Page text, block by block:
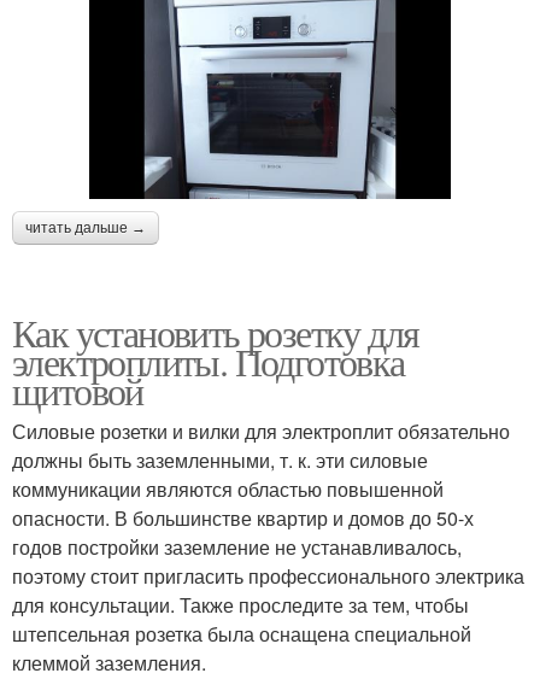
читать дальше →
Как установить розетку для
электроплиты. Подготовка
щитовой
Силовые розетки и вилки для электроплит обязательно
должны быть заземленными, т. к. эти силовые
коммуникации являются областью повышенной
опасности. В большинстве квартир и домов до 50-х
годов постройки заземление не устанавливалось,
поэтому стоит пригласить профессионального электрика
для консультации. Также проследите за тем, чтобы
штепсельная розетка была оснащена специальной
клеммой заземления.